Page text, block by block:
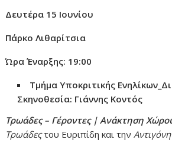
Δευτέρα 15 Ιουνίου
Πάρκο Λιθαρίτσια
Ώρα Έναρξης: 19:00
Τμήμα Υποκριτικής Ενηλίκων
Σκηνοθεσία: Γιάννης Κοντός
Τρωάδες – Γέροντες | Ανάκτηση
Τρωάδεςτου Ευριπίδη και την Αντιγόνη